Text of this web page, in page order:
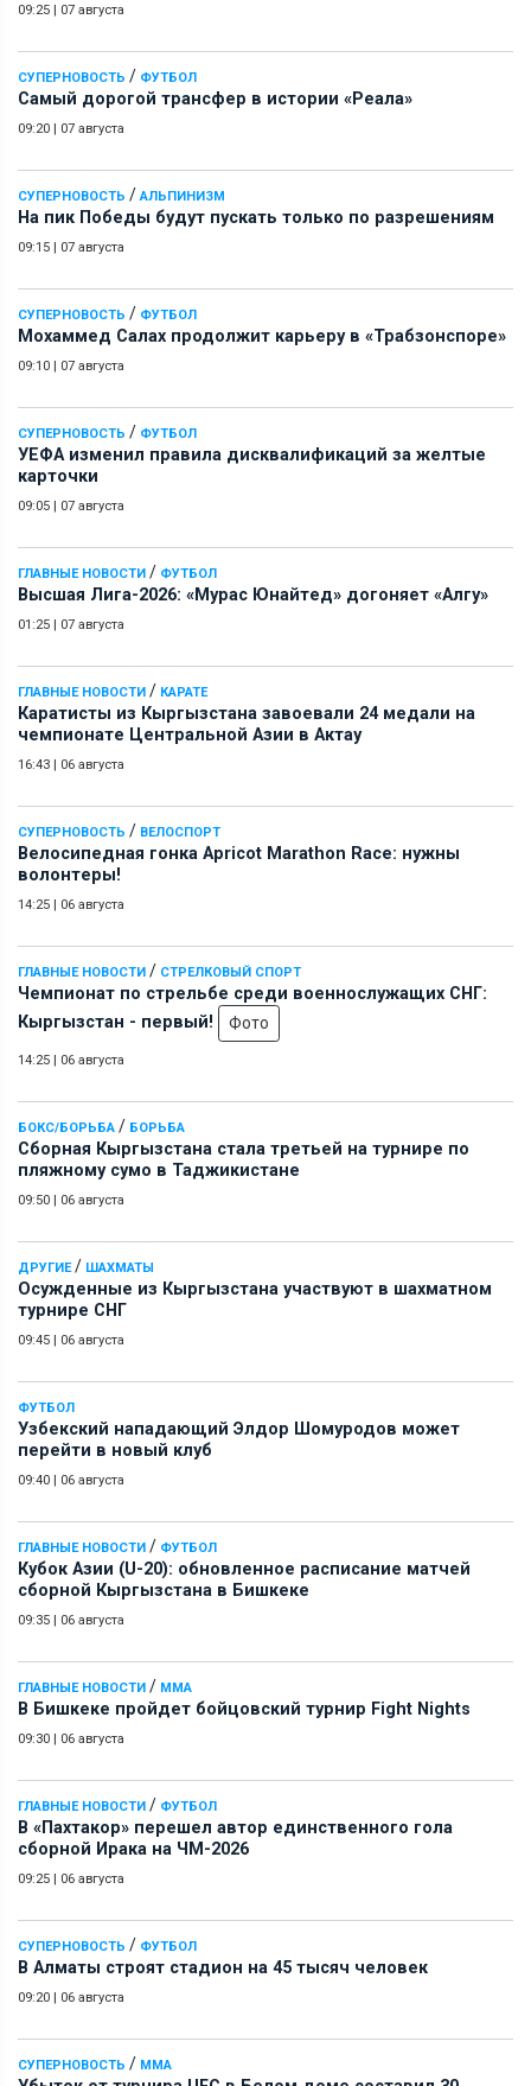
09:25 | 07 августа
СУПЕРНОВОСТЬ / ФУТБОЛ
Самый дорогой трансфер в истории «Реала»
09:20 | 07 августа
СУПЕРНОВОСТЬ / АЛЬПИНИЗМ
На пик Победы будут пускать только по разрешениям
09:15 | 07 августа
СУПЕРНОВОСТЬ / ФУТБОЛ
Мохаммед Салах продолжит карьеру в «Трабзонспоре»
09:10 | 07 августа
СУПЕРНОВОСТЬ / ФУТБОЛ
УЕФА изменил правила дисквалификаций за желтые
карточки
09:05 | 07 августа
ГЛАВНЫЕ НОВОСТИ / ФУТБОЛ
Высшая Лига-2026: «Мурас Юнайтед» догоняет «Алгу»
01:25 | 07 августа
ГЛАВНЫЕ НОВОСТИ / КАРАТЕ
Каратисты из Кыргызстана завоевали 24 медали на
чемпионате Центральной Азии в Актау
16:43 | 06 августа
СУПЕРНОВОСТЬ / ВЕЛОСПОРТ
Велосипедная гонка Apricot Marathon Race: нужны
волонтеры!
14:25 | 06 августа
ГЛАВНЫЕ НОВОСТИ / СТРЕЛКОВЫЙ СПОРТ
Чемпионат по стрельбе среди военнослужащих СНГ:
Кыргызстан - первый!
Фото
14:25 | 06 августа
БОКС/БОРЬБА / БОРЬБА
Сборная Кыргызстана стала третьей на турнире по
пляжному сумо в Таджикистане
09:50 | 06 августа
ДРУГИЕ/ ШАХМАТЫ
Осужденные из Кыргызстана участвуют в шахматном
турнире СНГ
09:45 | 06 августа
ФУТБОЛ
Узбекский нападающий Элдор Шомуродов может
перейти в новый клуб
09:40 | 06 августа
ГЛАВНЫЕ НОВОСТИ / ФУТБОЛ
Кубок Азии (U-20): обновленное расписание матчей
сборной Кыргызстана в Бишкеке
09:35 | 06 августа
ГЛАВНЫЕ НОВОСТИ / ММА
В Бишкеке пройдет бойцовский турнир Fight Nights
09:30 | 06 августа
ГЛАВНЫЕ НОВОСТИ / ФУТБОЛ
В «Пахтакор» перешел автор единственного гола
сборной Ирака на ЧМ-2026
09:25 | 06 августа
СУПЕРНОВОСТЬ / ФУТБОЛ
В Алматы строят стадион на 45 тысяч человек
09:20 | 06 августа
СУПЕРНОВОСТЬ / ММА